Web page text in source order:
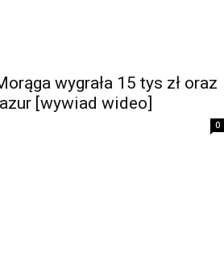
wygrała 15 tys zł oraz
[wywiad wideo]
0